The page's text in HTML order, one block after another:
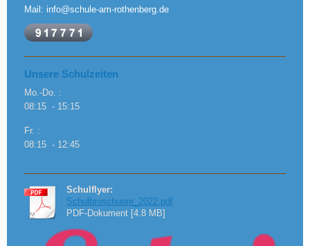
Mail: info@schule-am-rothenberg.de
Unsere Schulzeiten
Mo.-Do. :
08:15 - 15:15
Fr. :
08:15 - 12:45
Schulflyer:
Schulbroschuere_2022.pdf
PDF-Dokument [4.8 MB]